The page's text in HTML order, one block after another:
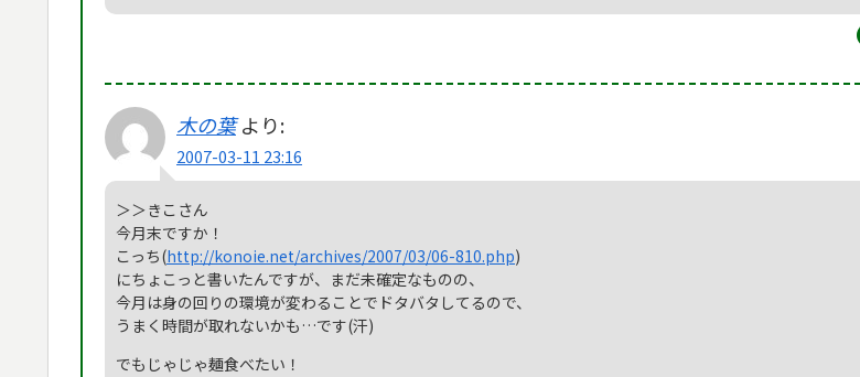
木の葉 より:
2007-03-11 23:16
＞＞きこさん
今月末ですか！
こっち(http://konoie.net/archives/2007/03/06-810.php)
にちょこっと書いたんですが、まだ未確定なものの、
今月は身の回りの環境が変わることでドタバタしてるので、
うまく時間が取れないかも…です(汗)
でもじゃじゃ麺食べたい！